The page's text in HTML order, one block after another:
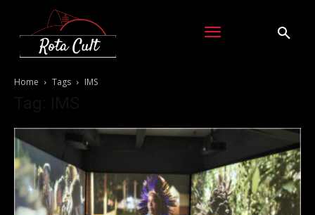
Home Tags IMS